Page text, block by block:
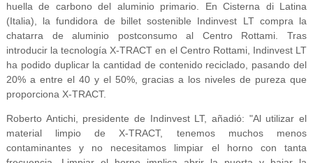
huella de carbono del aluminio primario. En Cisterna di Latina
(Italia), la fundidora de billet sostenible Indinvest LT compra la
chatarra de aluminio postconsumo al Centro Rottami. Tras
introducir la tecnología X-TRACT en el Centro Rottami, Indinvest LT
ha podido duplicar la cantidad de contenido reciclado, pasando del
20% a entre el 40 y el 50%, gracias a los niveles de pureza que
proporciona X-TRACT.
Roberto Antichi, presidente de Indinvest LT, añadió: "Al utilizar el
material limpio de X-TRACT, tenemos muchos menos
contaminantes y no necesitamos limpiar el horno con tanta